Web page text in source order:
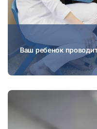
Ваш ребенок